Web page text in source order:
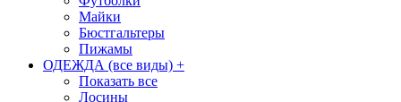
Майки
Бюстгальтеры
Пижамы
ОДЕЖДА (все виды) +
Показать все
Лосины